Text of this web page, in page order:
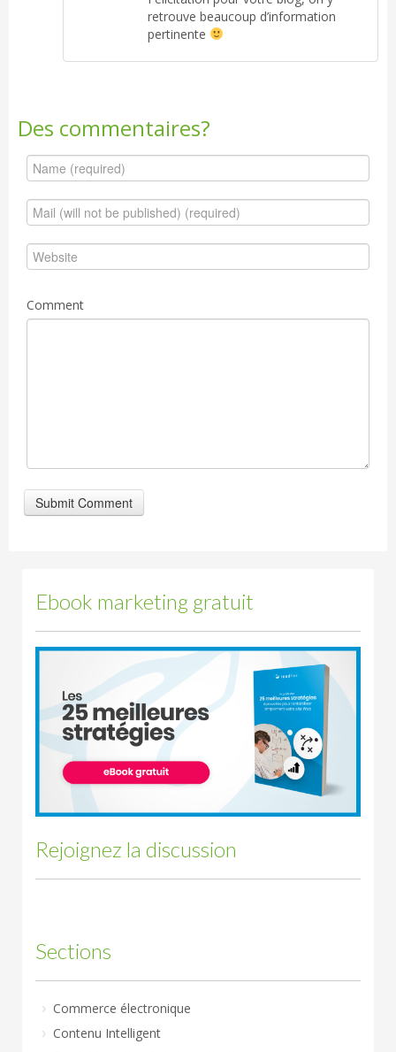
retrouve beaucoup d’information
pertinente
Des commentaires?
Comment
Ebook marketing gratuit
Rejoignez la discussion
Sections
Commerce électronique
Contenu Intelligent